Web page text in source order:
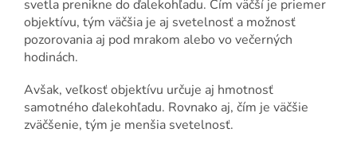
svetla prenikne do ďalekohľadu. Čím väčší je priemer
objektívu, tým väčšia je aj svetelnosť a možnosť
pozorovania aj pod mrakom alebo vo večerných
hodinách.
Avšak, veľkosť objektívu určuje aj hmotnosť
samotného ďalekohľadu. Rovnako aj, čím je väčšie
zväčšenie, tým je menšia svetelnosť.